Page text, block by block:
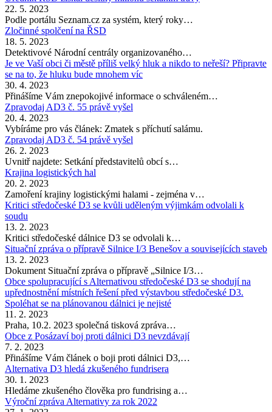
22. 5. 2023
Podle portálu Seznam.cz za systém, který roky…
Zločinné spolčení na ŘSD
18. 5. 2023
Detektivové Národní centrály organizovaného…
Je ve Vaší obci či městě příliš velký hluk a nikdo to neřeší? Připravte
se na to, že hluku bude mnohem víc
30. 4. 2023
Přinášíme Vám znepokojivé informace o schváleném…
Zpravodaj AD3 č. 55 právě vyšel
20. 4. 2023
Vybíráme pro vás článek: Zmatek s příchutí salámu.
Zpravodaj AD3 č. 54 právě vyšel
26. 2. 2023
Uvnitř najdete: Setkání představitelů obcí s…
Krajina logistických hal
20. 2. 2023
Zamoření krajiny logistickými halami - zejména v…
Kritici středočeské D3 se kvůli uděleným výjimkám odvolali k
soudu
13. 2. 2023
Kritici středočeské dálnice D3 se odvolali k…
Situační zpráva o přípravě Silnice I/3 Benešov a souvisejících staveb
13. 2. 2023
Dokument Situační zpráva o přípravě „Silnice I/3…
Obce spolupracující s Alternativou středočeské D3 se shodují na
upřednostnění místních řešení před výstavbou středočeské D3.
Spoléhat se na plánovanou dálnici je nejisté
11. 2. 2023
Praha, 10.2. 2023 společná tisková zpráva…
Obce z Posázaví boj proti dálnici D3 nevzdávají
7. 2. 2023
Přinášíme Vám článek o boji proti dálnici D3,…
Alternativa D3 hledá zkušeného fundrisera
30. 1. 2023
Hledáme zkušeného člověka pro fundrising a…
Výroční zpráva Alternativy za rok 2022